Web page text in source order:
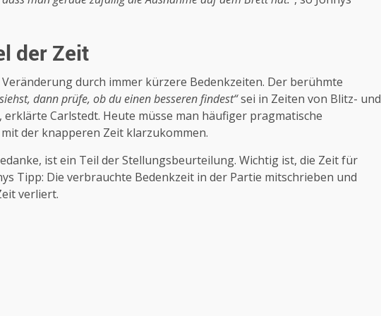
der Zeit
Veränderung durch immer kürzere Bedenkzeiten. Der berühmte
dann prüfe, ob du einen besseren findest“sei in Zeiten von Blitz- und
Carlstedt. Heute müsse man häufiger pragmatische
der knapperen Zeit klarzukommen.
ist ein Teil der Stellungsbeurteilung. Wichtig ist, die Zeit für
Tipp: Die verbrauchte Bedenkzeit in der Partie mitschrieben und
verliert.